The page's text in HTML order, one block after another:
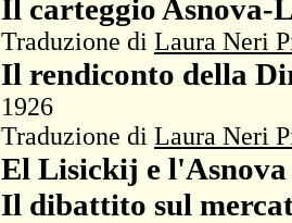
Il carteggio Asnova-
Traduzione di Laura Neri
Il rendiconto della
1926
Traduzione di Laura Neri
El Lisickij e l'Asnova
Il dibattito sul